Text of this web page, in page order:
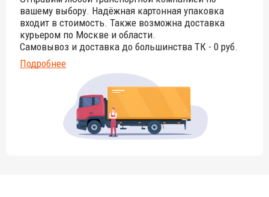
вашему выбору. Надёжная картонная упаковка
входит в стоимость. Также возможна доставка
курьером по Москве и области.
Самовывоз и доставка до большинства ТК - 0 руб.
Подробнее